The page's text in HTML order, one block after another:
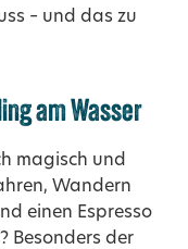
– und das zu
am Wasser
magisch und
Wandern
einen Espresso
Besonders der